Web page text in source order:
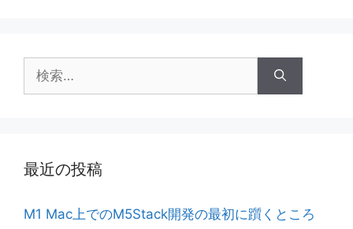
索:
最近の投稿
M1 Mac上でのM5Stack開発の最初に躓くところ